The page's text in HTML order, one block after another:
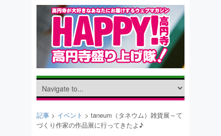
記事 > イベント > taneum（タネウム）雑貨展～て
づくり作家の作品展に行ってきたよ♪